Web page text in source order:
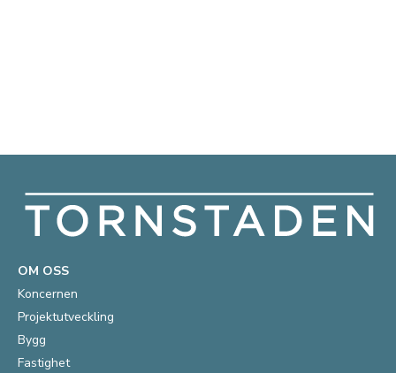
OM OSS
Koncernen
Projektutveckling
Bygg
Fastighet